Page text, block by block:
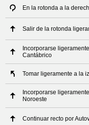
En la rotonda a la
Salir de la rotonda
Incorporarse
Cantábrico
Tomar ligeramente a la
Incorporarse
Noroeste
Continuar recto por